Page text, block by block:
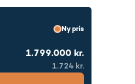
Ny pris
1.799.000 kr.
1.724 kr.